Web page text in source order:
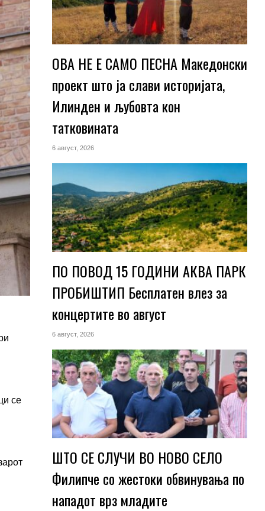
се
ОВА НЕ Е САМО ПЕСНА Македонски
проект што ја слави историјата,
Илинден и љубовта кон
татковината
6 август, 2026
ПО ПОВОД 15 ГОДИНИ АКВА ПАРК
ПРОБИШТИП Бесплатен влез за
концертите во август
6 август, 2026
ШТО СЕ СЛУЧИ ВО НОВО СЕЛО
Филипче со жестоки обвинувања по
нападот врз младите